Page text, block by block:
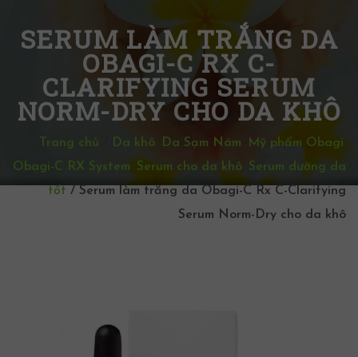
SERUM LÀM TRẮNG DA
OBAGI-C RX C-
CLARIFYING SERUM
NORM-DRY CHO DA KHÔ
Trang chủ Da khô Da Sạm Nám Mỹ phẩm Obagi
Obagi-C RX System
Serum cho da khô Serum dưỡng da
tốt / Serum làm trắng da Obagi-C Rx C-Clarifying
Serum Norm-Dry cho da khô